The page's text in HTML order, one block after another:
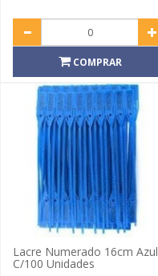
COMPRAR
Lacre Numerado 16cm Azul
C/100 Unidades